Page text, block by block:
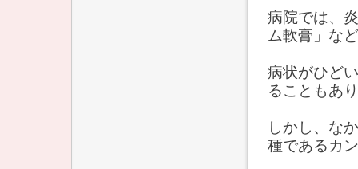
病院では、
ム軟膏」な
病状がひど
ることもあ
しかし、な
種であるカ